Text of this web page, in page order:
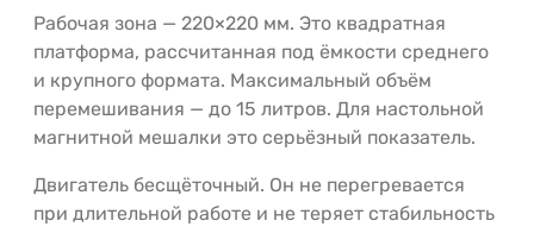
Рабочая зона — 220×220 мм. Это квадратная
платформа, рассчитанная под ёмкости среднего
и крупного формата. Максимальный объём
перемешивания — до 15 литров. Для настольной
магнитной мешалки это серьёзный показатель.
Двигатель бесщёточный. Он не перегревается
при длительной работе и не теряет стабильность